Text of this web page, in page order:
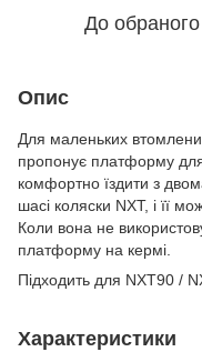
До обраного
Опис
Для маленьких
пропонує платформу
комфортно їздити з
шасі коляски NXT, і її
Коли вона не
платформу на кермі.
Підходить для NXT90 /
Характеристики